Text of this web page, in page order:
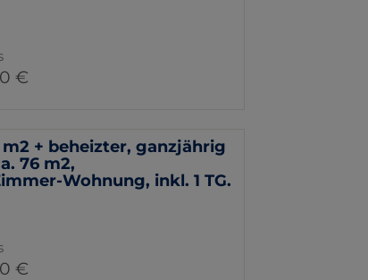
€
+ beheizter, ganzjährig
76 m2,
Wohnung, inkl. 1 TG.
€